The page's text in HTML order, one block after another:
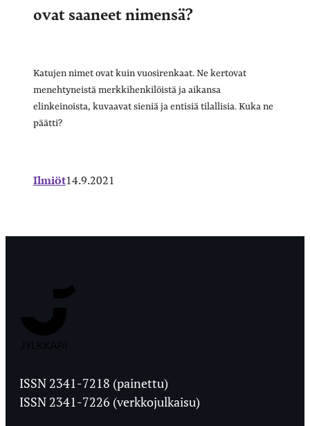
ovat saaneet nimensä?
Katujen nimet ovat kuin vuosirenkaat. Ne kertovat
menehtyneistä merkkihenkilöistä ja aikansa
elinkeinoista, kuvaavat sieniä ja entisiä tilallisia. Kuka ne
päätti?
Ilmiöt14.9.2021
Ylioppilaslehti
ISSN 2341-7218 (painettu)
ISSN 2341-7226 (verkkojulkaisu)